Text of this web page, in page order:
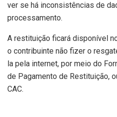
ver se há inconsistências de
processamento.
A restituição ficará disponível
o contribuinte não fizer o
la pela internet, por meio do
de Pagamento de Restituição,
CAC.